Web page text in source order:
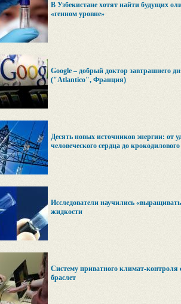
В Узбекистане хотят найти будущих
«генном уровне»
Google – добрый доктор завтрашнего
("Atlantico", Франция)
Десять новых источников энергии: от
человеческого сердца до
Исследователи научились
жидкости
Систему приватного климат-контроля
браслет